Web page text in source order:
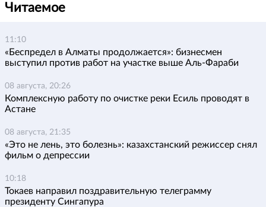
Читаемое
11:10
«Беспредел в Алматы продолжается»: бизнесмен
выступил против работ на участке выше Аль-Фараби
08 августа, 20:26
Комплексную работу по очистке реки Есиль проводят в
Астане
08 августа, 21:35
«Это не лень, это болезнь»: казахстанский режиссер снял
фильм о депрессии
10:18
Токаев направил поздравительную телеграмму
президенту Сингапура